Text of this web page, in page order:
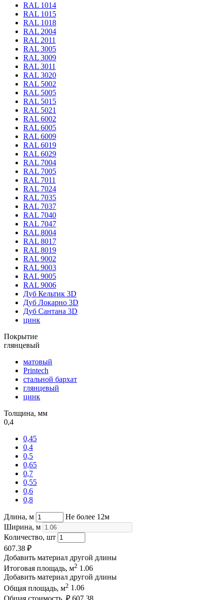
RAL 1014
RAL 1015
RAL 1018
RAL 2004
RAL 2011
RAL 3005
RAL 3009
RAL 3011
RAL 3020
RAL 5002
RAL 5005
RAL 5015
RAL 5021
RAL 6002
RAL 6005
RAL 6009
RAL 6019
RAL 6029
RAL 7004
RAL 7005
RAL 7011
RAL 7024
RAL 7035
RAL 7037
RAL 7040
RAL 7047
RAL 8004
RAL 8017
RAL 8019
RAL 9002
RAL 9003
RAL 9005
RAL 9006
Дуб Кельтик 3D
Дуб Локарно 3D
Дуб Сантана 3D
цинк
Покрытие
глянцевый
матовый
Printech
стальной бархат
глянцевый
цинк
Толщина, мм
0,4
0,45
0,4
0,5
0,65
0,7
0,55
0,6
0,8
Длина, м
Не более 12м
Ширина, м
Количество, шт
607.38 ₽
Добавить материал другой длины
Итоговая площадь, м2 1.06
Добавить материал другой длины
Общая площадь, м2 1.06
Общая стоимость, ₽ 607.38